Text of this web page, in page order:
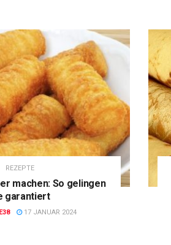
REZEPTE
machen: So gelingen
garantiert
17 JANUAR 2024